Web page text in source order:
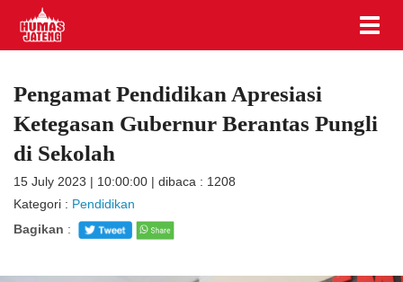
Pengamat Pendidikan Apresiasi
Ketegasan Gubernur Berantas Pungli
di Sekolah
15 July 2023 | 10:00:00 | dibaca : 1208
Kategori : Pendidikan
Bagikan :